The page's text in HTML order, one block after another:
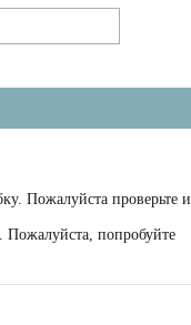
Пожалуйста проверьте и
Пожалуйста, попробуйте